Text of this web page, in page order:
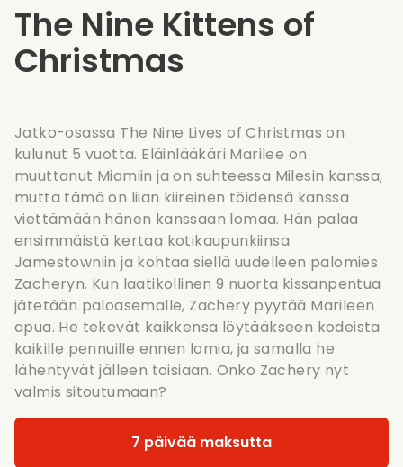
The Nine Kittens of
Christmas
Jatko-osassa The Nine Lives of Christmas on
kulunut 5 vuotta. Eläinlääkäri Marilee on
muuttanut Miamiin ja on suhteessa Milesin kanssa,
mutta tämä on liian kiireinen töidensä kanssa
viettämään hänen kanssaan lomaa. Hän palaa
ensimmäistä kertaa kotikaupunkiinsa
Jamestowniin ja kohtaa siellä uudelleen palomies
Zacheryn. Kun laatikollinen 9 nuorta kissanpentua
jätetään paloasemalle, Zachery pyytää Marileen
apua. He tekevät kaikkensa löytääkseen kodeista
kaikille pennuille ennen lomia, ja samalla he
lähentyvät jälleen toisiaan. Onko Zachery nyt
valmis sitoutumaan?
7 päivää maksutta